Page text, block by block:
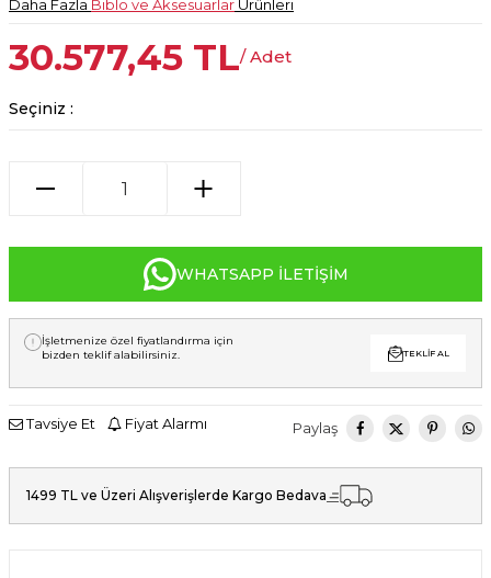
Daha Fazla Biblo ve Aksesuarlar Ürünleri
30.577,45 TL/ Adet
Seçiniz :
WHATSAPP İLETIŞIM
İşletmenize özel fiyatlandırma için
bizden teklif alabilirsiniz.
TEKLIF AL
Tavsiye Et Fiyat Alarmı Paylaş
1499 TL ve Üzeri Alışverişlerde Kargo Bedava